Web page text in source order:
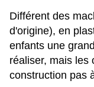
Différent des
d'origine), en
enfants une
réaliser, mais les
construction pas